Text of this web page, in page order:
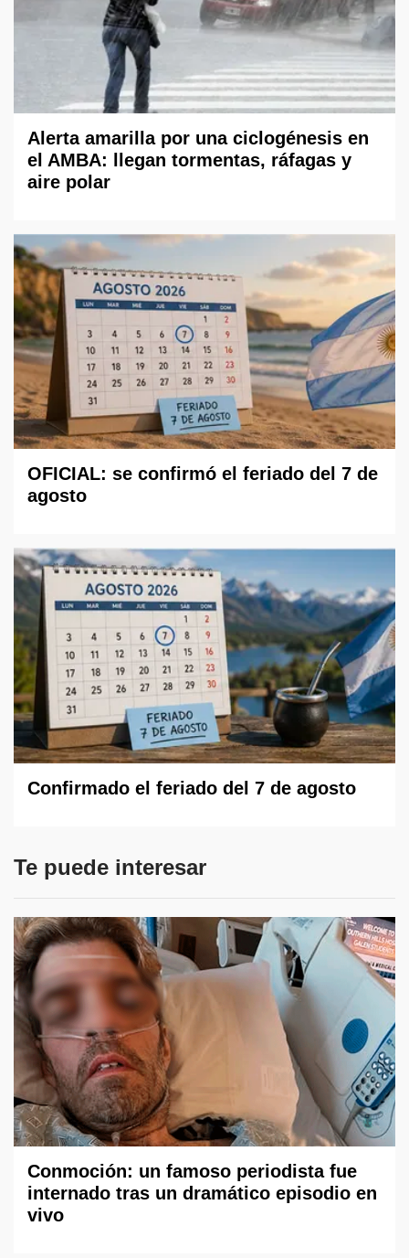
Alerta amarilla por una ciclogénesis en
el AMBA: llegan tormentas, ráfagas y
aire polar
OFICIAL: se confirmó el feriado del 7 de
agosto
Confirmado el feriado del 7 de agosto
Te puede interesar
Conmoción: un famoso periodista fue
internado tras un dramático episodio en
vivo